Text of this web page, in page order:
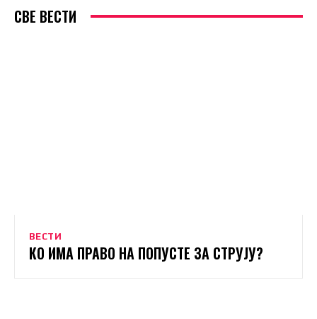
СВЕ ВЕСТИ
ВЕСТИ
КО ИМА ПРАВО НА ПОПУСТЕ ЗА СТРУЈУ?